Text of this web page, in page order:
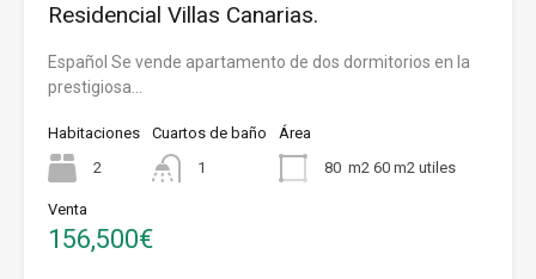
Residencial Villas Canarias.
Español Se vende apartamento de dos dormitorios en la
prestigiosa…
Habitaciones
2
Cuartos de baño
1
Área
80 m2 60 m2 utiles
Venta
156,500€